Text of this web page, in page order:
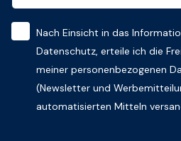
Nach Einsicht in das
Datenschutz, erteile ich die
meiner personenbezogenen
(Newsletter und
automatisierten Mitteln